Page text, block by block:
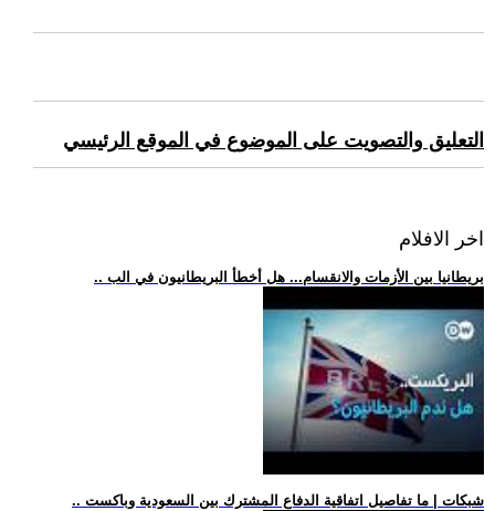
التعليق والتصويت على الموضوع في الموقع الرئيسي
اخر الافلام
.. بريطانيا بين الأزمات والانقسام... هل أخطأ البريطانيون في الب
.. شبكات | ما تفاصيل اتفاقية الدفاع المشترك بين السعودية وباكست